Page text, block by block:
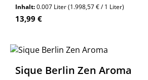
Inhalt:0.007 Liter(1.998,57 € / 1 Liter)
Regulärer Preis:
13,99 €
Sique Berlin Zen Aroma